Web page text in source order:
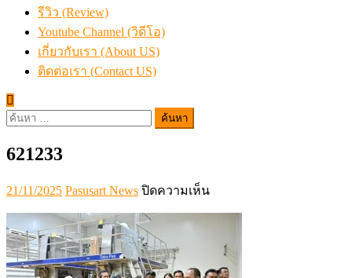
รีวิว (Review)
Youtube Channel (วิดีโอ)
เกี่ยวกับเรา (About US)
ติดต่อเรา (Contact US)
ค้นหา
621233
Posted
on
21/11/2025 Author
Pasusart News ปิดความเห็นบน